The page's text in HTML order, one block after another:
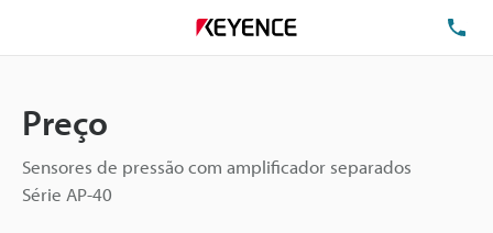
Preço
Sensores de pressão com amplificador separados
Série AP-40